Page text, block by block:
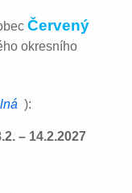
Červený
okresního
):
– 14.2.2027